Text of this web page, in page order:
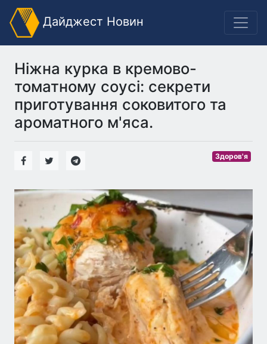
Дайджест Новин
Ніжна курка в кремово-
томатному соусі: секрети
приготування соковитого та
ароматного м'яса.
Здоров'я